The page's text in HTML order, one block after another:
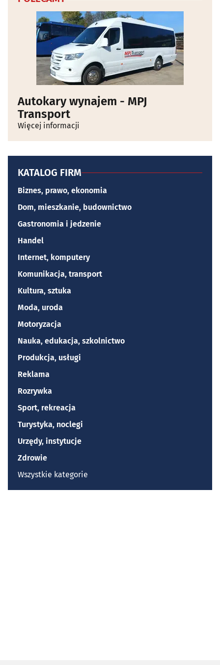
Autokary wynajem - MPJ
Transport
Więcej informacji
KATALOG FIRM
Biznes, prawo, ekonomia
Dom, mieszkanie, budownictwo
Gastronomia i jedzenie
Handel
Internet, komputery
Komunikacja, transport
Kultura, sztuka
Moda, uroda
Motoryzacja
Nauka, edukacja, szkolnictwo
Produkcja, usługi
Reklama
Rozrywka
Sport, rekreacja
Turystyka, noclegi
Urzędy, instytucje
Zdrowie
Wszystkie kategorie